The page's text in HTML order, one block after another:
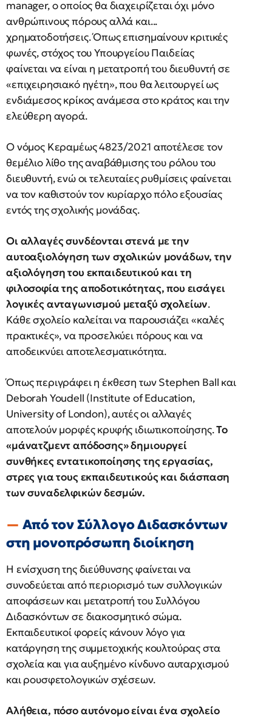
manager, ο οποίος θα διαχειρίζεται όχι μόνο
ανθρώπινους πόρους αλλά και...
χρηματοδοτήσεις. Όπως επισημαίνουν κριτικές
φωνές, στόχος του Υπουργείου Παιδείας
φαίνεται να είναι η μετατροπή του διευθυντή σε
«επιχειρησιακό ηγέτη», που θα λειτουργεί ως
ενδιάμεσος κρίκος ανάμεσα στο κράτος και την
ελεύθερη αγορά.
Ο νόμος Κεραμέως 4823/2021 αποτέλεσε τον
θεμέλιο λίθο της αναβάθμισης του ρόλου του
διευθυντή, ενώ οι τελευταίες ρυθμίσεις φαίνεται
να τον καθιστούν τον κυρίαρχο πόλο εξουσίας
εντός της σχολικής μονάδας.
Οι αλλαγές συνδέονται στενά με την
αυτοαξιολόγηση των σχολικών μονάδων, την
αξιολόγηση του εκπαιδευτικού και τη
φιλοσοφία της αποδοτικότητας, που εισάγει
λογικές ανταγωνισμού μεταξύ σχολείων.
Κάθε σχολείο καλείται να παρουσιάζει «καλές
πρακτικές», να προσελκύει πόρους και να
αποδεικνύει αποτελεσματικότητα.
Όπως περιγράφει η έκθεση των Stephen Ball και
Deborah Youdell (Institute of Education,
University of London), αυτές οι αλλαγές
αποτελούν μορφές κρυφής ιδιωτικοποίησης.Το
«μάνατζμεντ απόδοσης» δημιουργεί
συνθήκες εντατικοποίησης της εργασίας,
στρες για τους εκπαιδευτικούς και διάσπαση
των συναδελφικών δεσμών.
Από τον Σύλλογο Διδασκόντων
στη μονοπρόσωπη διοίκηση
Η ενίσχυση της διεύθυνσης φαίνεται να
συνοδεύεται από περιορισμό των συλλογικών
αποφάσεων και μετατροπή του Συλλόγου
Διδασκόντων σε διακοσμητικό σώμα.
Εκπαιδευτικοί φορείς κάνουν λόγο για
κατάργηση της συμμετοχικής κουλτούρας στα
σχολεία και για αυξημένο κίνδυνο αυταρχισμού
και ρουσφετολογικών σχέσεων.
Αλήθεια, πόσο αυτόνομο είναι ένα σχολείο